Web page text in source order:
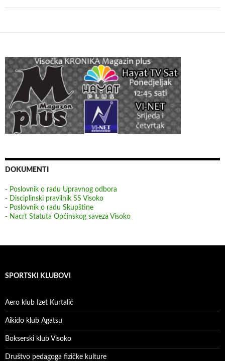
DOKUMENTI
- Poslovnik o radu Upravnog odbora
- Disciplinski pravilnik SS Visoko
- Poslovnik o radu Skupštine
- Nacrt Statuta Općinskog saveza Visoko
SPORTSKI KLUBOVI
Aero klub Izet Kurtalić
Aikido klub Agatsu
Bokserski klub Visoko
Društvo pedagoga fizičke kulture